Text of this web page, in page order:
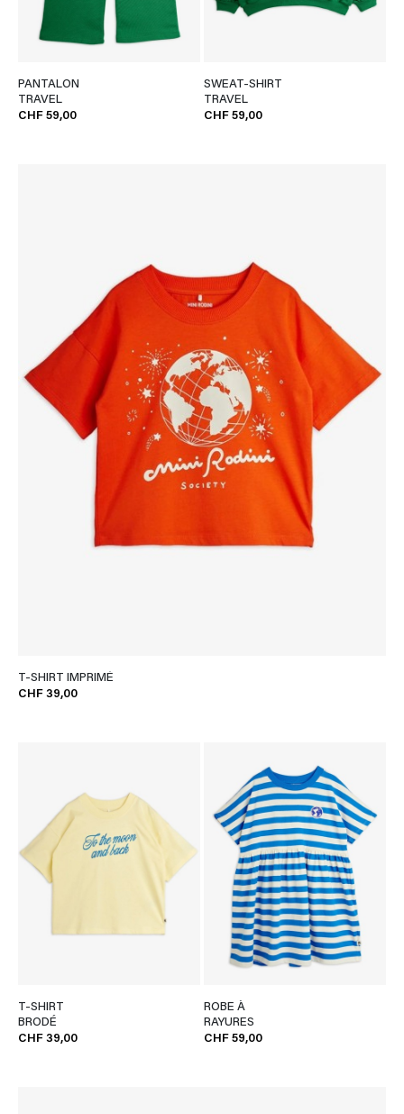
PANTALON
TRAVEL
CHF 59,00
SWEAT-SHIRT
TRAVEL
CHF 59,00
T-SHIRT IMPRIMÉ
CHF 39,00
T-SHIRT
BRODÉ
CHF 39,00
ROBE À
RAYURES
CHF 59,00